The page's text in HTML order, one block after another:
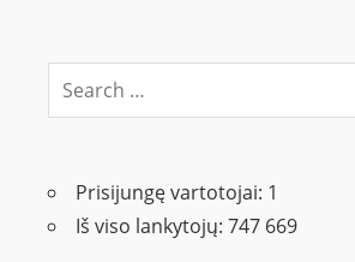
Prisijungę vartotojai: 1
Iš viso lankytojų: 747 669